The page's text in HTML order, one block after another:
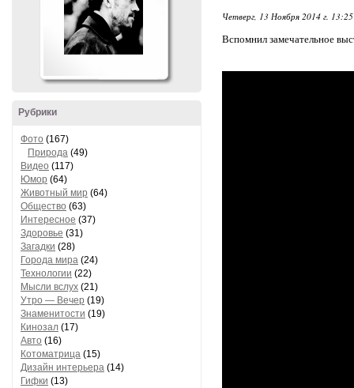
Рубрики
Фото (167)
Природа (49)
Видео (117)
Юмор (64)
Животный мир (64)
Общество (63)
Интересное (37)
Здоровье (31)
Загадки (28)
Города мира (24)
Технологии (22)
Мысли вслух (21)
Утро — Вечер (19)
Знаменитости (19)
Кинозал (17)
Авто (16)
Котоматрица (15)
Дизайн интерьера (14)
Гифки (13)
Четверг, 13 Ноября 2014 г. 13:25
Вспомнил замечательное